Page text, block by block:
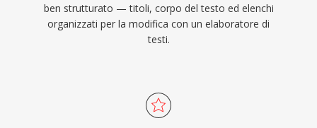
ben strutturato — titoli, corpo del testo ed elenchi
organizzati per la modifica con un elaboratore di
testi.